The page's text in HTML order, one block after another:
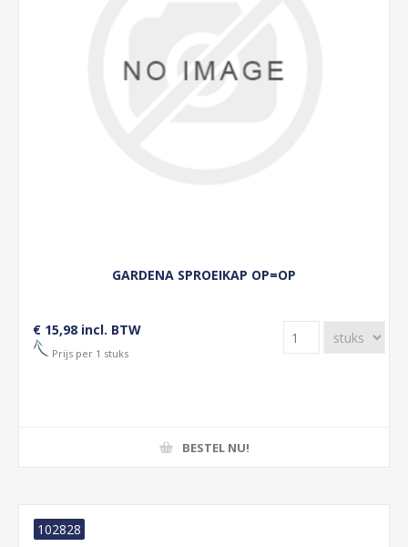
GARDENA SPROEIKAP OP=OP
€ 15,98 incl. BTW
Prijs per 1 stuks
BESTEL NU!
102828